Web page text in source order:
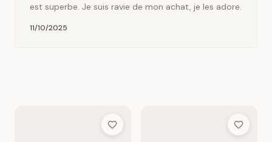
est superbe. Je suis ravie de mon achat, je les adore.
11/10/2025
Add to Wish List Add to